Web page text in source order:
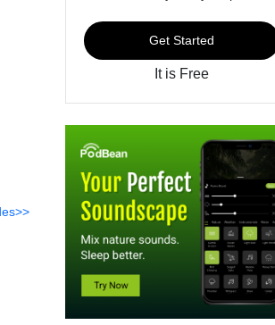
Get Started
It is Free